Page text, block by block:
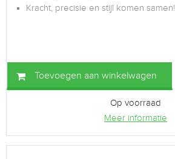
Kracht, precisie en stijl komen samen!
Toevoegen aan winkelwagen
Op voorraad
Meer informatie